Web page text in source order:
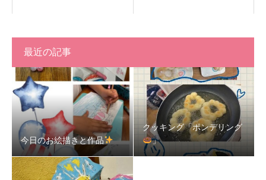
最近の記事
今日のお絵描きと作品
クッキング「ポンデリング
」